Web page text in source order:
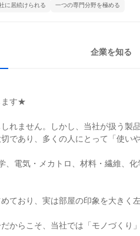
に居続けられる 一つの専門分野を極める
企業を知る
ます★
れません。しかし、当社が扱う製
であり、多くの人にとって「使い
電気・メカトロ、材料・繊維、化
ており、実は部屋の印象を大きく
からこそ、当社では「モノづくり